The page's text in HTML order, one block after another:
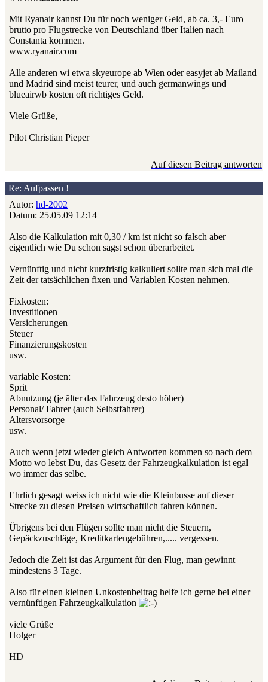
Mit Ryanair kannst Du für noch weniger Geld, ab ca. 3,- Euro
brutto pro Flugstrecke von Deutschland über Italien nach
Constanta kommen.
www.ryanair.com
Alle anderen wi etwa skyeurope ab Wien oder easyjet ab Mailand
und Madrid sind meist teurer, und auch germanwings und
blueairwb kosten oft richtiges Geld.
Viele Grüße,
Pilot Christian Pieper
Auf diesen Beitrag antworten
Re: Aufpassen !
Autor: hd-2002
Datum: 25.05.09 12:14
Also die Kalkulation mit 0,30 / km ist nicht so falsch aber
eigentlich wie Du schon sagst schon überarbeitet.
Vernünftig und nicht kurzfristig kalkuliert sollte man sich mal die
Zeit der tatsächlichen fixen und Variablen Kosten nehmen.
Fixkosten:
Investitionen
Versicherungen
Steuer
Finanzierungskosten
usw.
variable Kosten:
Sprit
Abnutzung (je älter das Fahrzeug desto höher)
Personal/ Fahrer (auch Selbstfahrer)
Altersvorsorge
usw.
Auch wenn jetzt wieder gleich Antworten kommen so nach dem
Motto wo lebst Du, das Gesetz der Fahrzeugkalkulation ist egal
wo immer das selbe.
Ehrlich gesagt weiss ich nicht wie die Kleinbusse auf dieser
Strecke zu diesen Preisen wirtschaftlich fahren können.
Übrigens bei den Flügen sollte man nicht die Steuern,
Gepäckzuschläge, Kreditkartengebühren,..... vergessen.
Jedoch die Zeit ist das Argument für den Flug, man gewinnt
mindestens 3 Tage.
Also für einen kleinen Unkostenbeitrag helfe ich gerne bei einer
vernünftigen Fahrzeugkalkulation
viele Grüße
Holger
HD